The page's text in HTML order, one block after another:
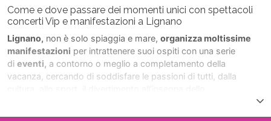
Come e dove passare dei momenti unici con spettacoli
concerti Vip e manifestazioni a Lignano
Lignano, non è solo spiaggia e mare, organizza moltissime
manifestazioni per intrattenere suoi ospiti con una serie
di eventi, a contorno o meglio a completamento della
vacanza, cercando di soddisfare le passioni di tutti, dalla
con maggior frequenza durante la